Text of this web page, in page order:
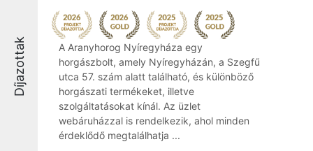
Díjazottak
A Aranyhorog Nyíregyháza egy
horgászbolt, amely Nyíregyházán, a Szegfű
utca 57. szám alatt található, és különböző
horgászati termékeket, illetve
szolgáltatásokat kínál. Az üzlet
webáruházzal is rendelkezik, ahol minden
érdeklődő megtalálhatja ...